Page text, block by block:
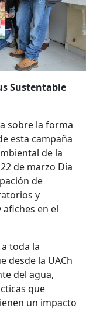
Sustentable
sobre la forma
esta campaña
de la
de marzo Día
de
y
en el
toda la
desde la UACh
del agua,
que
un impacto